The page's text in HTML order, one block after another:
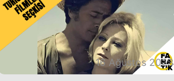
16 Ağustos 2023